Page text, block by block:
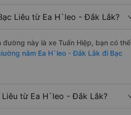
Liêu từ Ea H`leo - Đắk Lắk?
này là xe Tuấn Hiệp, bạn có thể
nằm Ea H`leo - Đắk Lắk đi Bạc
từ Ea H`leo - Đắk Lắk?